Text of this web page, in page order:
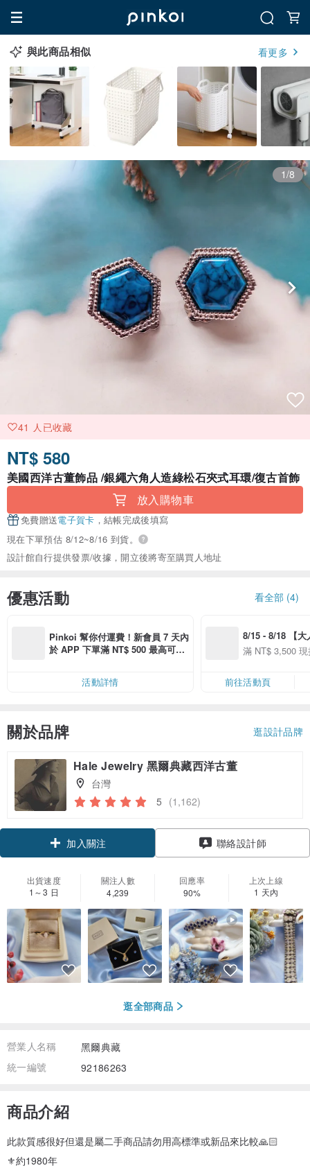
與此商品相似 看更多
1/8
41 人已收藏
NT$ 580
美國西洋古董飾品 /銀繩六角人造綠松石夾式耳環/復古首飾
放入購物車
免費贈送電子賀卡 ，結帳完成後填寫
現在下單預估 8/12~8/16 到貨。
設計館自行提供發票/收據，開立後將寄至購買人地址
優惠活動 看全部 (4)
Pinkoi 幫你付運費！新會員 7 天內
於 APP 下單滿 NT$ 500 最高可折
活動詳情
8/15 - 8/18 【大
季】滿
滿 NT$ 3,500
前往活動頁
關於品牌 逛設計品牌
Hale Jewelry 黑爾典藏西洋古董
台灣
5 (1,162)
加入關注 聯絡設計師
出貨速度
1～3 日
關注人數
4,239
回應率
90%
上次上線
1 天內
逛全部商品
營業人名稱
黑爾典藏
統一編號
92186263
商品介紹
此款質感很好但還是屬二手商品請勿用高標準或新品來比較🙏🏻
⚜️約1980年